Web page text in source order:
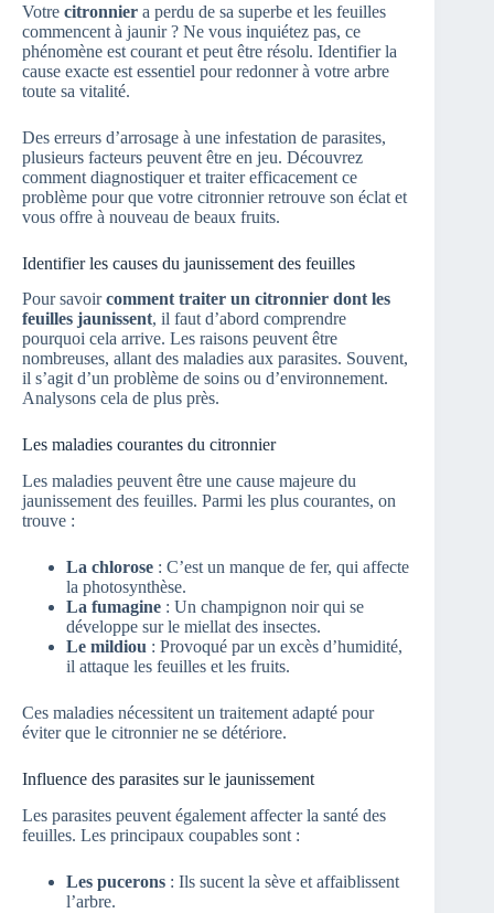
Votre citronnier a perdu de sa superbe et les feuilles
commencent à jaunir ? Ne vous inquiétez pas, ce
phénomène est courant et peut être résolu. Identifier la
cause exacte est essentiel pour redonner à votre arbre
toute sa vitalité.
Des erreurs d’arrosage à une infestation de parasites,
plusieurs facteurs peuvent être en jeu. Découvrez
comment diagnostiquer et traiter efficacement ce
problème pour que votre citronnier retrouve son éclat et
vous offre à nouveau de beaux fruits.
Identifier les causes du jaunissement des feuilles
Pour savoircomment traiter un citronnier dont les
feuilles jaunissent, il faut d’abord comprendre
pourquoi cela arrive. Les raisons peuvent être
nombreuses, allant des maladies aux parasites. Souvent,
il s’agit d’un problème de soins ou d’environnement.
Analysons cela de plus près.
Les maladies courantes du citronnier
Les maladies peuvent être une cause majeure du
jaunissement des feuilles. Parmi les plus courantes, on
trouve :
La chlorose : C’est un manque de fer, qui affecte
la photosynthèse.
La fumagine : Un champignon noir qui se
développe sur le miellat des insectes.
Le mildiou : Provoqué par un excès d’humidité,
il attaque les feuilles et les fruits.
Ces maladies nécessitent un traitement adapté pour
éviter que le citronnier ne se détériore.
Influence des parasites sur le jaunissement
Les parasites peuvent également affecter la santé des
feuilles. Les principaux coupables sont :
Les pucerons : Ils sucent la sève et affaiblissent
l’arbre.